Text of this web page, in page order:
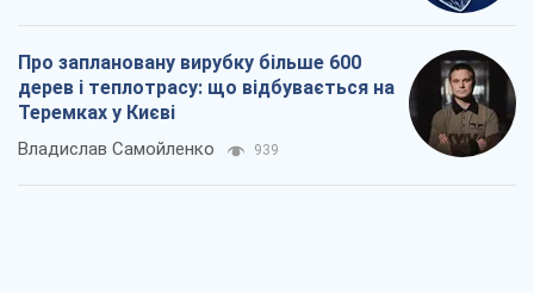
Про заплановану вирубку більше 600
дерев і теплотрасу: що відбувається на
Теремках у Києві
Владислав Самойленко 939